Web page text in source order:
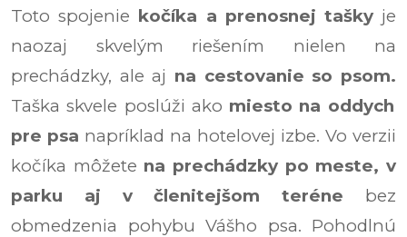
Toto spojenie kočíka a prenosnej taškyje
naozaj skvelým riešením nielen na
prechádzky, ale aj na cestovanie so psom.
Taška skvele poslúži ako miesto na oddych
pre psa napríklad na hotelovej izbe. Vo verzii
kočíka môžete na prechádzky po meste, v
parku aj v členitejšom teréne bez
obmedzenia pohybu Vášho psa. Pohodlnú